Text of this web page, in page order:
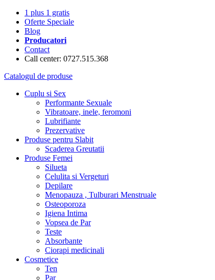
1 plus 1 gratis
Oferte Speciale
Blog
Producatori
Contact
Call center: 0727.515.368
Catalogul de produse
Cuplu si Sex
Performante Sexuale
Vibratoare, inele, feromoni
Lubrifiante
Prezervative
Produse pentru Slabit
Scaderea Greutatii
Produse Femei
Silueta
Celulita si Vergeturi
Depilare
Menopauza , Tulburari Menstruale
Osteoporoza
Igiena Intima
Vopsea de Par
Teste
Absorbante
Ciorapi medicinali
Cosmetice
Ten
Par